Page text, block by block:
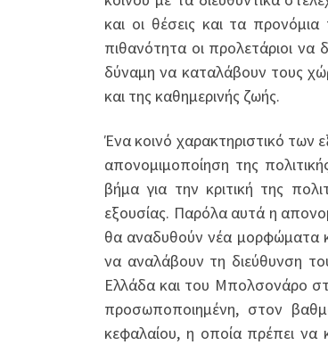
και οι θέσεις και τα
πιθανότητα οι προλετάριοι
δύναμη να καταλάβουν τους
και της καθημερινής ζωής.
Ένα κοινό χαρακτηριστικό των
απονομιμοποίηση της
βήμα για την κριτική της
εξουσίας. Παρόλα αυτά η
θα αναδυθούν νέα μορφώματα
να αναλάβουν τη διεύθυνση
Ελλάδα και του Μπολσονάρο
προσωποποιημένη, στον
κεφαλαίου, η οποία πρέπει να